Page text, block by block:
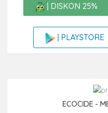
| DISKON 25%
| PLAYSTORE
ECOCIDE -